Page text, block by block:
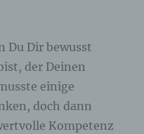
Du Dir bewusst
der Deinen
einige
doch dann
Kompetenz